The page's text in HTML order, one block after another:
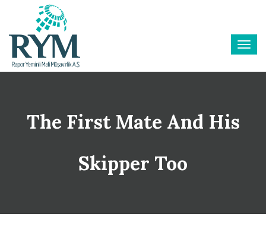
The First Mate And His
Skipper Too